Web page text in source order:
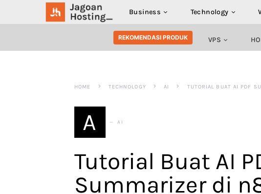
Business Technology
SEARCH FOR:
REKOMENDASI PRODUK VPS
HOME TECHNOLOGY AI TUTORIAL BUAT AI PDF
A AI
Tutorial Buat AI
Summarizer di